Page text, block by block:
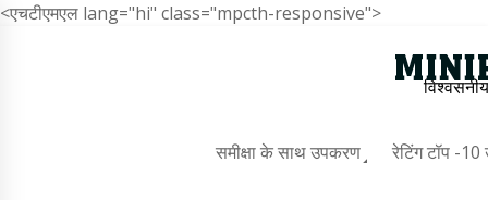
<एचटीएमएल lang="hi" class="mpcth-responsive">
समीक्षा के साथ उपकरण रेटिंग टॉप -